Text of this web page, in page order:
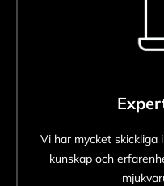
Vi har mycket skickliga
kunskap och